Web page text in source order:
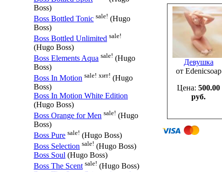
Boss)
Boss Bottled Tonic sale! (Hugo
Boss)
Boss Bottled Unlimited sale!
(Hugo Boss)
Boss Elements Aqua sale! (Hugo
Boss)
Boss In Motion sale! хит! (Hugo
Boss)
Boss In Motion White Edition
(Hugo Boss)
Boss Orange for Men sale! (Hugo
Boss)
Boss Pure sale! (Hugo Boss)
Boss Selection sale! (Hugo Boss)
Boss Soul (Hugo Boss)
Boss The Scent sale! (Hugo Boss)
Девушка
от Edenicsoap
Цена: 500.00
руб.